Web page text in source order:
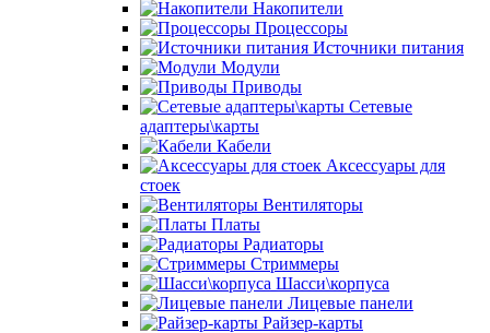
Накопители
Процессоры
Источники питания
Модули
Приводы
Сетевые
адаптеры\карты
Кабели
Аксессуары для
стоек
Вентиляторы
Платы
Радиаторы
Стриммеры
Шасси\корпуса
Лицевые панели
Райзер-карты